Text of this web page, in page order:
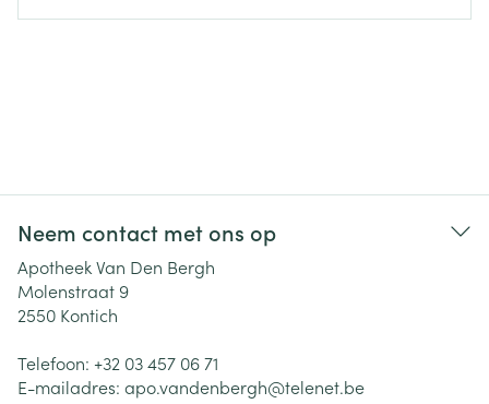
Neem contact met ons op
Apotheek Van Den Bergh
Molenstraat 9
2550 Kontich
Telefoon: +32 03 457 06 71
E-mailadres: apo.vandenbergh@telenet.be